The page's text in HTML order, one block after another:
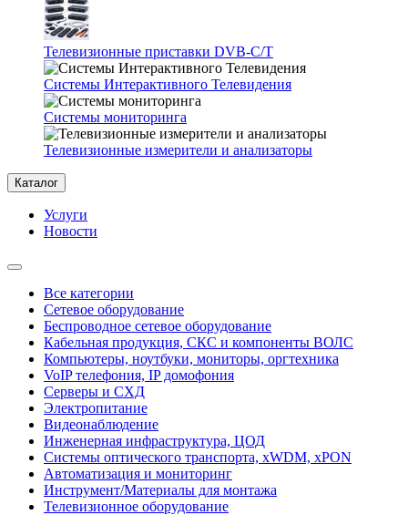
Телевизионные приставки DVB-C/T
Системы Интерактивного Телевидения
Системы мониторинга
Телевизионные измерители и анализаторы
Каталог
Услуги
Новости
Все категории
Сетевое оборудование
Беспроводное сетевое оборудование
Кабельная продукция, СКС и компоненты ВОЛС
Компьютеры, ноутбуки, мониторы, оргтехника
VoIP телефония, IP домофония
Серверы и СХД
Электропитание
Видеонаблюдение
Инженерная инфраструктура, ЦОД
Системы оптического транспорта, xWDM, xPON
Автоматизация и мониторинг
Инструмент/Материалы для монтажа
Телевизионное оборудование